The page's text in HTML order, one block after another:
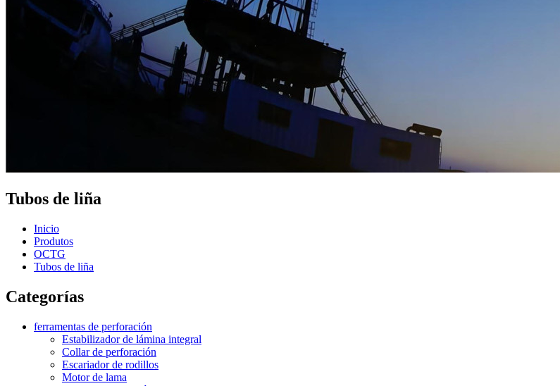
Tubos de liña
Inicio
Produtos
OCTG
Tubos de liña
Categorías
ferramentas de perforación
Estabilizador de lámina integral
Collar de perforación
Escariador de rodillos
Motor de lama